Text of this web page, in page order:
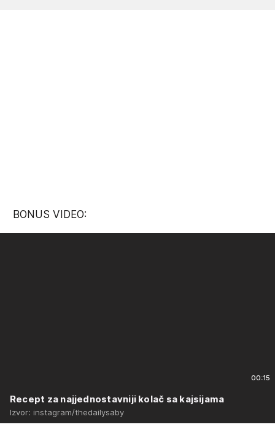
BONUS VIDEO:
00:15
Recept za najjednostavniji kolač sa kajsijama
Izvor: instagram/thedailysaby